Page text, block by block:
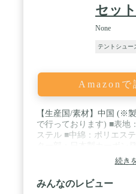
セット
None
テントシュー
Amazonで
【生産国/素材】中国 (※
で行っております) ■表地
ステル ■中綿：ポリエス
■レディースFREE：23-
26-28cm相当 ※上記2サイ
的に長距離を歩くことを
靴下のようなおおよその
続き
みんなのレビュー